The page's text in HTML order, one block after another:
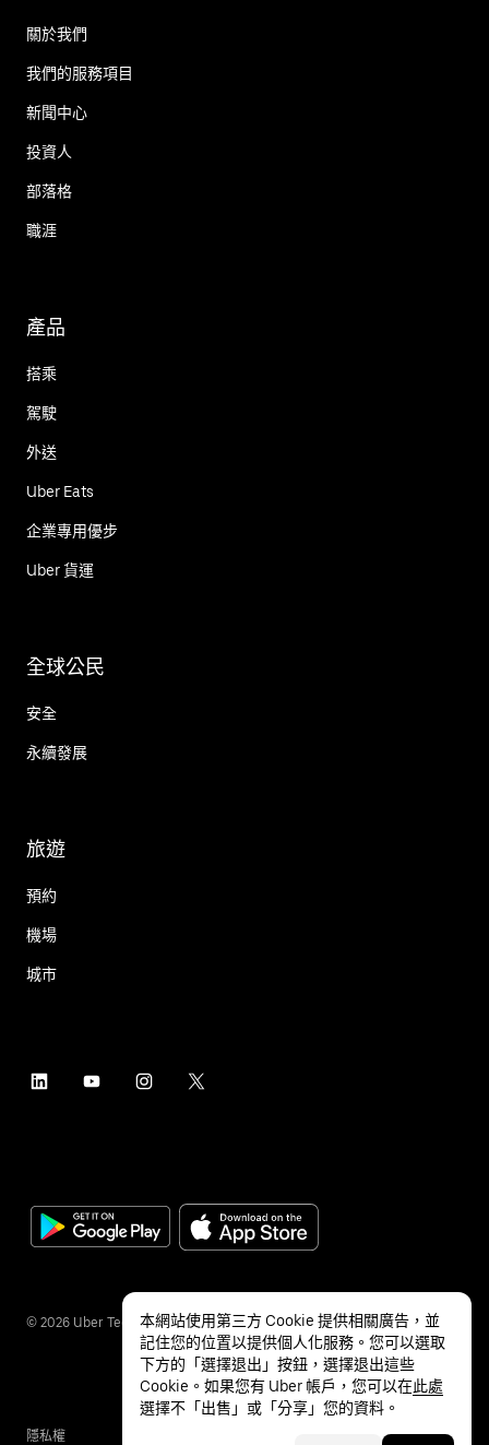
關於我們
我們的服務項目
新聞中心
投資人
部落格
職涯
產品
搭乘
駕駛
外送
Uber Eats
企業專用優步
Uber 貨運
全球公民
安全
永續發展
旅遊
預約
機場
城市
© 2026 Uber Technologies Inc.
隱私權
本網站使用第三方 Cookie 提供相關廣告，並
記住您的位置以提供個人化服務。您可以選取
下方的「選擇退出」按鈕，選擇退出這些
Cookie。如果您有 Uber 帳戶，您可以在此處
選擇不「出售」或「分享」您的資料。